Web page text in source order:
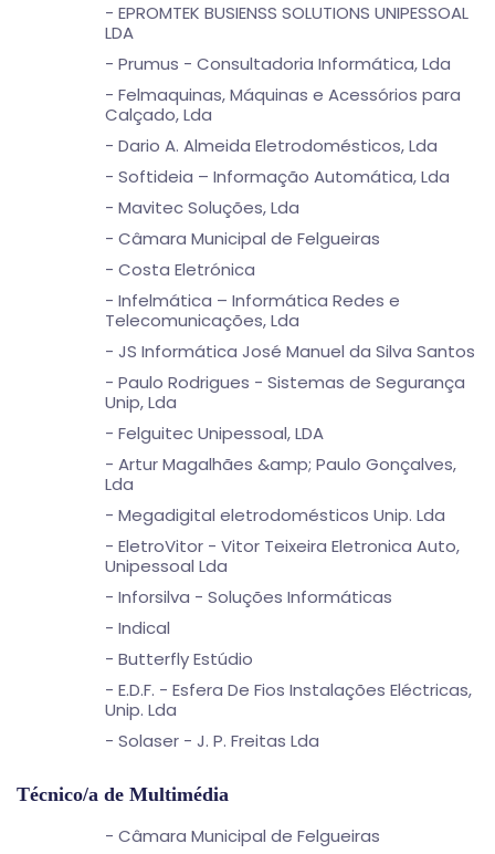
- EPROMTEK BUSIENSS SOLUTIONS UNIPESSOAL
LDA
- Prumus - Consultadoria Informática, Lda
- Felmaquinas, Máquinas e Acessórios para
Calçado, Lda
- Dario A. Almeida Eletrodomésticos, Lda
- Softideia – Informação Automática, Lda
- Mavitec Soluções, Lda
- Câmara Municipal de Felgueiras
- Costa Eletrónica
- Infelmática – Informática Redes e
Telecomunicações, Lda
- JS Informática José Manuel da Silva Santos
- Paulo Rodrigues - Sistemas de Segurança
Unip, Lda
- Felguitec Unipessoal, LDA
- Artur Magalhães &amp; Paulo Gonçalves,
Lda
- Megadigital eletrodomésticos Unip. Lda
- EletroVitor - Vitor Teixeira Eletronica Auto,
Unipessoal Lda
- Inforsilva - Soluções Informáticas
- Indical
- Butterfly Estúdio
- E.D.F. - Esfera De Fios Instalações Eléctricas,
Unip. Lda
- Solaser - J. P. Freitas Lda
Técnico/a de Multimédia
- Câmara Municipal de Felgueiras